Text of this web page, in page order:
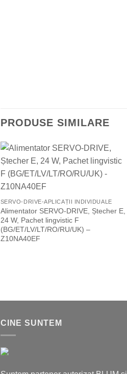
PRODUSE SIMILARE
Add to
Wishlist
SERVO-DRIVE-APLICAȚII INDIVIDUALE
Alimentator SERVO-DRIVE, Ștecher E,
24 W, Pachet lingvistic F
(BG/ET/LV/LT/RO/RU/UK) –
Z10NA40EF
CINE SUNTEM